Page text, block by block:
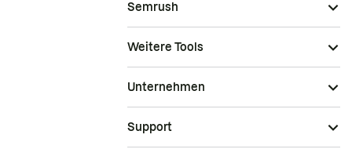
Semrush
Weitere Tools
Unternehmen
Support